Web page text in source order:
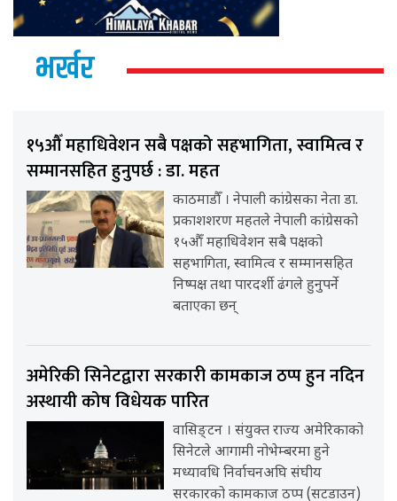
भर्खर
१५औँ महाधिवेशन सबै पक्षको सहभागिता, स्वामित्व र
सम्मानसहित हुनुपर्छ : डा. महत
काठमाडौँ । नेपाली कांग्रेसका नेता डा.
प्रकाशशरण महतले नेपाली कांग्रेसको
१५औँ महाधिवेशन सबै पक्षको
सहभागिता, स्वामित्व र सम्मानसहित
निष्पक्ष तथा पारदर्शी ढंगले हुनुपर्ने
बताएका छन्
अमेरिकी सिनेटद्वारा सरकारी कामकाज ठप्प हुन नदिन
अस्थायी कोष विधेयक पारित
वासिङ्टन । संयुक्त राज्य अमेरिकाको
सिनेटले आगामी नोभेम्बरमा हुने
मध्यावधि निर्वाचनअघि संघीय
सरकारको कामकाज ठप्प (सटडाउन)